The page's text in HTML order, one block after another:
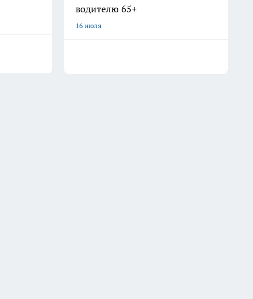
водителю 65+
16 июля